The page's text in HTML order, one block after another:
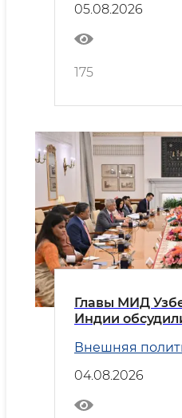
05.08.2026
175
Главы МИД
Индии
двустороннего
сотрудничества
Внешняя
04.08.2026